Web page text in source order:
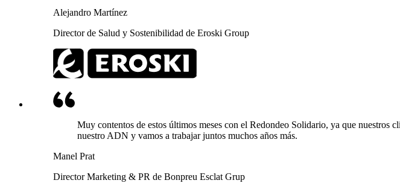
Alejandro Martínez
Director de Salud y Sostenibilidad de Eroski Group
Muy contentos de estos últimos meses con el Redondeo Solidario, ya que
nuestro ADN y vamos a trabajar juntos muchos años más.
Manel Prat
Director Marketing & PR de Bonpreu Esclat Grup